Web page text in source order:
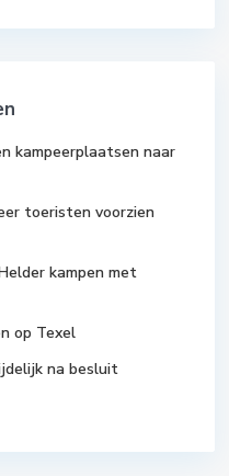
kampeerplaatsen naar
toeristen voorzien
kampen met
op Texel
na besluit